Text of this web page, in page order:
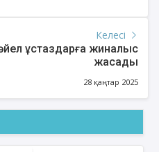
Келесі
ұстаздарға жиналыс
жасады
28 қаңтар 2025